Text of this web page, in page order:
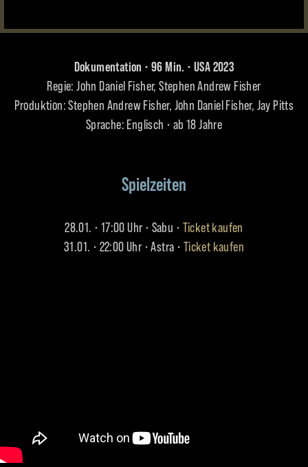
Dokumentation • 96 Min. • USA 2023
Regie: John Daniel Fisher, Stephen Andrew Fisher
Produktion: Stephen Andrew Fisher, John Daniel Fisher, Jay Pitts
Sprache: Englisch • ab 18 Jahre
Spielzeiten
28.01. • 17:00 Uhr • Sabu • Ticket kaufen
31.01. • 22:00 Uhr • Astra • Ticket kaufen